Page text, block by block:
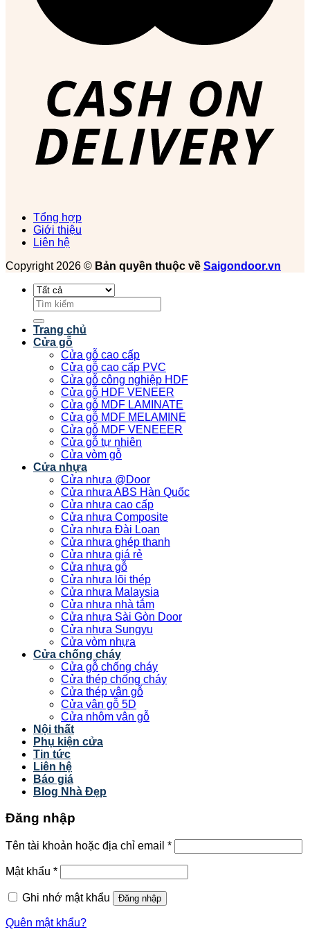
Tổng hợp
Giới thiệu
Liên hệ
Copyright 2026 © Bản quyền thuộc về Saigondoor.vn
Tìm
kiếm:
Trang chủ
Cửa gỗ
Cửa gỗ cao cấp
Cửa gỗ cao cấp PVC
Cửa gỗ công nghiệp HDF
Cửa gỗ HDF VENEER
Cửa gỗ MDF LAMINATE
Cửa gỗ MDF MELAMINE
Cửa gỗ MDF VENEEER
Cửa gỗ tự nhiên
Cửa vòm gỗ
Cửa nhựa
Cửa nhựa @Door
Cửa nhựa ABS Hàn Quốc
Cửa nhựa cao cấp
Cửa nhựa Composite
Cửa nhựa Đài Loan
Cửa nhựa ghép thanh
Cửa nhựa giá rẻ
Cửa nhựa gỗ
Cửa nhựa lõi thép
Cửa nhựa Malaysia
Cửa nhựa nhà tắm
Cửa nhựa Sài Gòn Door
Cửa nhựa Sungyu
Cửa vòm nhựa
Cửa chống cháy
Cửa gỗ chống cháy
Cửa thép chống cháy
Cửa thép vân gỗ
Cửa vân gỗ 5D
Cửa nhôm vân gỗ
Nội thất
Phụ kiện cửa
Tin tức
Liên hệ
Báo giá
Blog Nhà Đẹp
Đăng nhập
Tên tài khoản hoặc địa chỉ email *
Mật khẩu *
Ghi nhớ mật khẩu Đăng nhập
Quên mật khẩu?